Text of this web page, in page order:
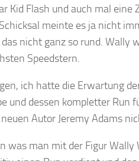
Kid Flash und auch mal eine
meinte es ja nicht
nicht ganz so rund. Wally
Speedstern.
ich hatte die Erwartung
und dessen kompletter Run
Autor Jeremy Adams
was man mit der Figur